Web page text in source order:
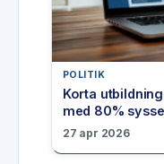
POLITIK
Korta
med 80%
27 apr 2026